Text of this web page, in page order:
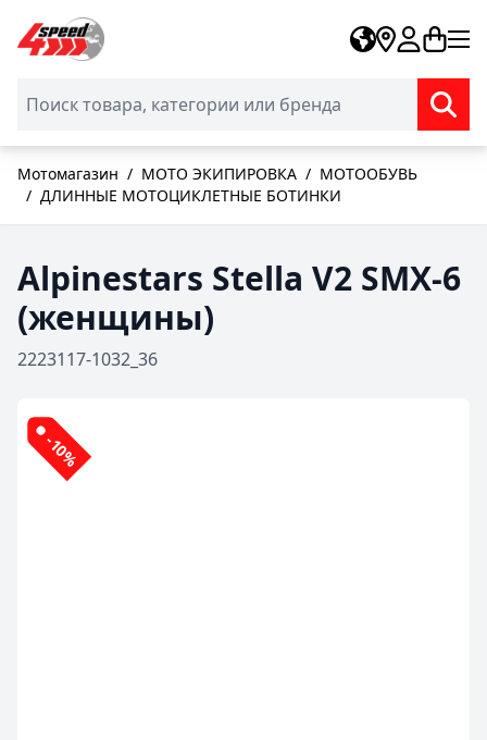
Skip to Content
Мотомагазин / МОТО ЭКИПИРОВКА / МОТООБУВЬ
/ ДЛИННЫЕ МОТОЦИКЛЕТНЫЕ БОТИНКИ
Alpinestars Stella V2 SMX-6
(женщины)
2223117-1032_36
-10%